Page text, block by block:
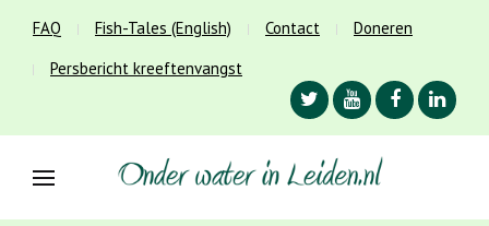
FAQ Fish-Tales (English) Contact
Doneren
Persbericht kreeftenvangst